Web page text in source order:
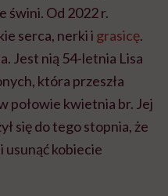
świni. Od 2022 r.
serca, nerki i grasicę.
Jest nią 54-letnia Lisa
która przeszła
połowie kwietnia br. Jej
się do tego stopnia, że
usunąć kobiecie